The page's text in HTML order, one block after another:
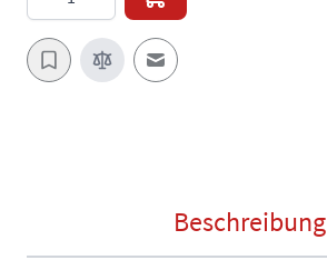
E-Mail an einen Freund
Beschreibung